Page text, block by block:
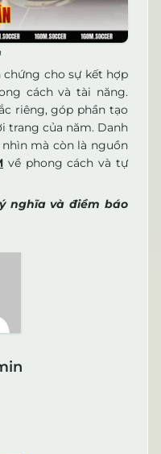
cho sự kết hợp
cách và tài năng.
riêng, góp phần tạo
trang của năm. Danh
mà còn là nguồn
về phong cách và tự
nghĩa và điềm báo